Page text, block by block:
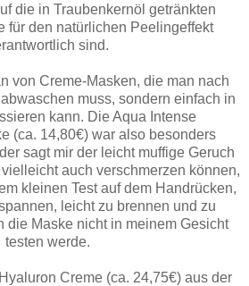
die in Traubenkernöl getränkten
für den natürlichen Peelingeffekt
sind.
von Creme-Masken, die man nach
muss, sondern einfach in
kann. Die Aqua Intense
(ca. 14,80€) war also besonders
sagt mir der leicht muffige Geruch
auch verschmerzen können,
kleinen Test auf dem Handrücken,
leicht zu brennen und zu
die Maske nicht in meinem Gesicht
testen werde.
Creme (ca. 24,75€) aus der